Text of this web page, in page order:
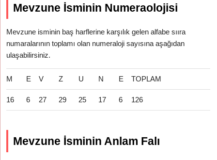
Mevzune İsminin Numeraolojisi
Mevzune isminin baş harflerine karşılık gelen alfabe sııra
numaralarının toplamı olan numeraloji sayısına aşağıdan
ulaşabilirsiniz.
M E V Z U N E TOPLAM
16 6 27 29 25 17 6 126
Mevzune İsminin Anlam Falı